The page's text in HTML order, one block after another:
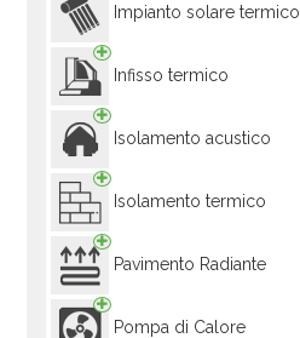
Impianto solare termico
Infisso termico
Isolamento acustico
Isolamento termico
Pavimento Radiante
Pompa di Calore